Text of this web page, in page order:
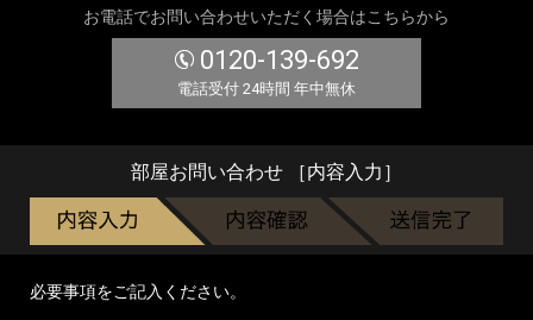
お電話でお問い合わせいただく場合はこちらから
0120-139-692
電話受付 24時間 年中無休
部屋お問い合わせ ［内容入力］
必要事項をご記入ください。